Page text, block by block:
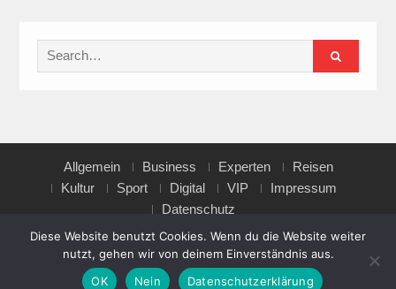
Search
for:
Allgemein Business Experten
Reisen
Kultur
Sport Digital VIP
Impressum
Datenschutz
Copyright © All rights reserved.
Magazine Point byAxle Themes
Diese Website benutzt Cookies. Wenn du die Website weiter
nutzt, gehen wir von deinem Einverständnis aus.
OK
Nein Datenschutzerklärung